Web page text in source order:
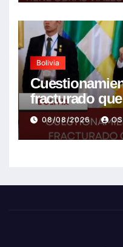
Bolivia
fracturado
soluciones a
08/08/2026